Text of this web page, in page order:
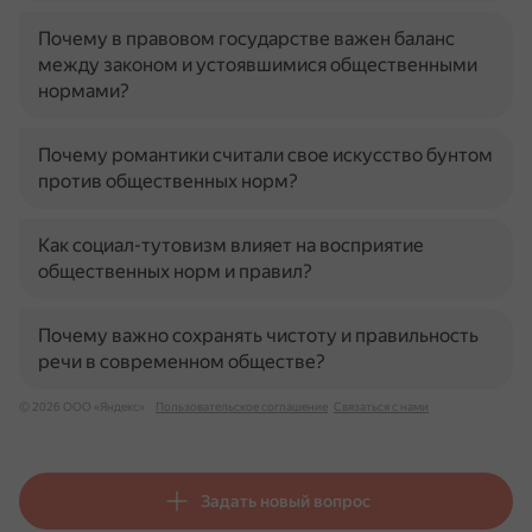
Почему в правовом государстве важен баланс
между законом и устоявшимися общественными
нормами?
Почему романтики считали свое искусство бунтом
против общественных норм?
Как социал-тутовизм влияет на восприятие
общественных норм и правил?
Почему важно сохранять чистоту и правильность
речи в современном обществе?
© 2026 ООО «Яндекс» Пользовательское соглашение Связаться с нами
Задать новый вопрос